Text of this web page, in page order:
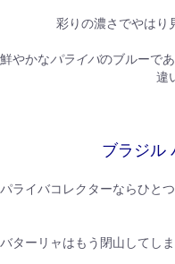
彩りの濃さでやはり
鮮やかなパライバのブルーで
違
ブラジル
パライバコレクターならひと
バターリャはもう閉山してし